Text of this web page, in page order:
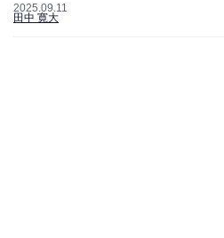
2025.09.11
田中 寛大